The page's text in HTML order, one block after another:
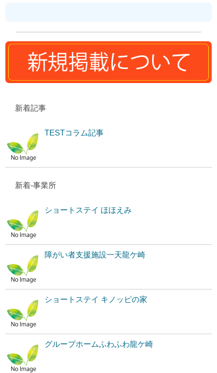
新着記事
TESTコラム記事
新着-事業所
ショートステイ ほほえみ
障がい者支援施設一天龍ケ崎
ショートステイ キノッピの家
グループホームふわふわ龍ケ崎